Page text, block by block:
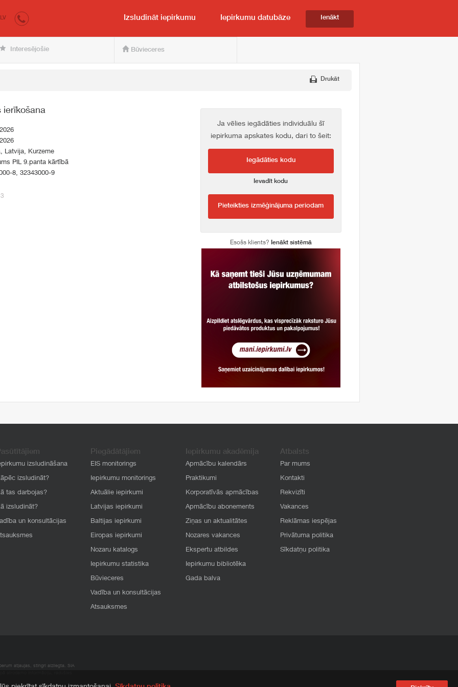
pircējam un pārdevējam
LV Izsludināt iepirkumu Iepirkumu datubāze Ienākt
Interesējošie Būvieceres
Drukāt
ierīkošana
Latvija, Kurzeme
PIL 9.panta kārtībā
8, 32343000-9
Ja vēlies iegādāties individuālu šī
iepirkuma apskates kodu, dari to šeit:
Iegādāties kodu
Ievadīt kodu
Pieteikties izmēģinājuma periodam
Esošs klients? Ienākt sistēmā
izsludināšana
izsludināt?
tas darbojas?
izsludināt?
un konsultācijas
Piegādātājiem
EIS monitorings
Iepirkumu monitorings
Aktuālie iepirkumi
Latvijas iepirkumi
Baltijas iepirkumi
Eiropas iepirkumi
Nozaru katalogs
Iepirkumu statistika
Būvieceres
Vadība un konsultācijas
Atsauksmes
Iepirkumu akadēmija
Apmācību kalendārs
Praktikumi
Korporatīvās apmācības
Apmācību abonements
Ziņas un aktualitātes
Nozares vakances
Ekspertu atbildes
Iepirkumu bibliotēka
Gada balva
Atbalsts
Par mums
Kontakti
Rekvizīti
Vakances
Reklāmas iespējas
Privātuma politika
Sīkdatņu politika
atļaujas, stingri aizliegta. SIA